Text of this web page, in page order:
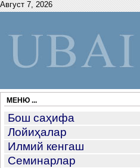
Август 7, 2026
МЕНЮ ...
Бош саҳифа
Лойиҳалар
Илмий кенгаш
Семинарлар